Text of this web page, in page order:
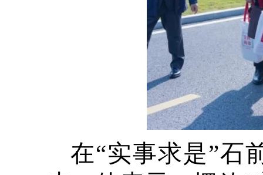
在“实事求是”石